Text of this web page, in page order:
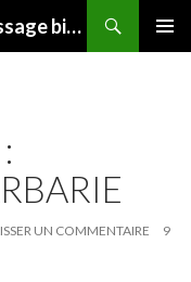
Paroles de Dieu, la réalité du message biblique
UN COMMENTAIRE
9